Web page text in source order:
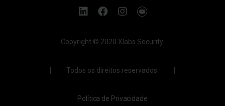
Copyright © 2020 Xlabs Security.
| Todos os direitos reservados. |
Política de Privacidade